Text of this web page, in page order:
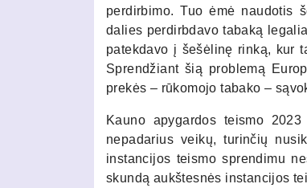
perdirbimo. Tuo ėmė naudotis
dalies perdirbdavo tabaką
patekdavo į šešėlinę rinką, kur
Sprendžiant šią problemą
prekės – rūkomojo tabako –
Kauno apygardos teismo
nepadarius veikų, turinčių
instancijos teismo sprendimu
skundą aukštesnės instancijos